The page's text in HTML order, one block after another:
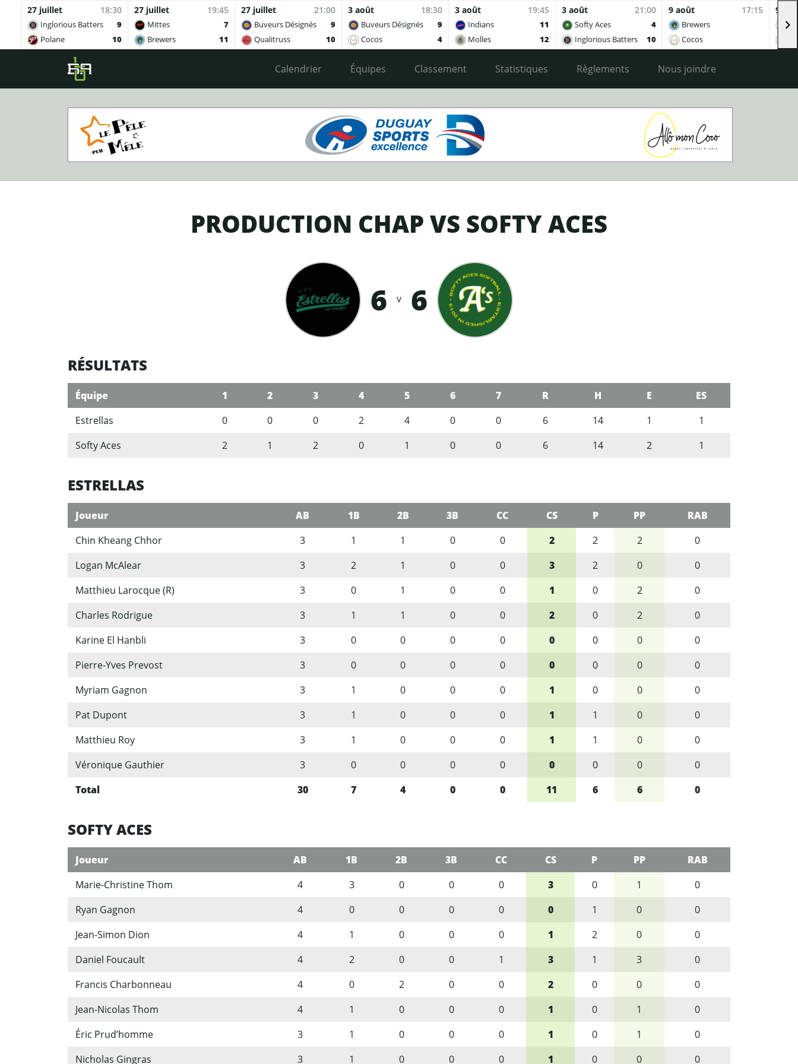
27 juillet 18:30
Inglorious Batters
9
Polane
10
27 juillet 19:45
Mittes
7
Brewers
11
27 juillet 21:00
Buveurs Désignés
9
Qualitruss
10
3 août 18:30
Buveurs Désignés
9
Cocos
4
3 août 19:45
Indians
11
Molles
12
3 août 21:00
Softy Aces
4
Inglorious Batters
10
9 août 17:15
Brewers
Cocos
9
Skip to main content
Calendrier
Équipes Classement Statistiques Règlements Nous joindre
PRODUCTION CHAP VS SOFTY ACES
6 v 6
RÉSULTATS
Équipe 1 2 3 4 5 6 7 R H E
ES
Estrellas
0 0 0 2 4 0 0 6 14 1
1
Softy Aces
2 1 2 0 1 0 0 6 14 2 1
ESTRELLAS
Joueur AB 1B 2B 3B CC CS P PP
RAB
Chin Kheang Chhor
3 1 1 0 0 2 2 2
0
Logan McAlear
3 2 1 0 0 3 2 0
0
Matthieu Larocque (R)
3 0 1 0 0 1 0 2
0
Charles Rodrigue
3 1 1 0 0 2 0 2
0
Karine El Hanbli
3 0 0 0 0 0 0 0
0
Pierre-Yves Prevost
3 0 0 0 0 0 0 0
0
Myriam Gagnon
3 1 0 0 0 1 0 0
0
Pat Dupont
3 1 0 0 0 1 1 0
0
Matthieu Roy
3 1 0 0 0 1 1 0
0
Véronique Gauthier
3 0 0 0 0 0 0 0
0
Total
30 7 4 0 0 11 6 6 0
SOFTY ACES
Joueur AB 1B 2B 3B CC CS P PP
RAB
Marie-Christine Thom
4 3 0 0 0 3 0 1
0
Ryan Gagnon
4 0 0 0 0 0 1 0
0
Jean-Simon Dion
4 1 0 0 0 1 2 0
0
Daniel Foucault
4 2 0 0 1 3 1 3
0
Francis Charbonneau
4 0 2 0 0 2 0 0
0
Jean-Nicolas Thom
4 1 0 0 0 1 0 1
0
Éric Prud’homme
3 1 0 0 0 1 0 1
0
Nicholas Gingras
3 1 0 0 0 1 0 0 0